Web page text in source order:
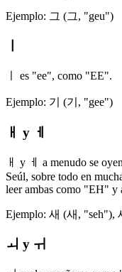
Ejemplo: 그 (그, "geu")
ㅣ es "ee", como "EE".
Ejemplo: 기 (기, "gee")
ㅐ y ㅔ
ㅐ y ㅔ a menudo se
Seúl, sobre todo en
leer ambas como "EH" y
Ejemplo: 새 (새, "seh"),
ㅚ y ㅟ